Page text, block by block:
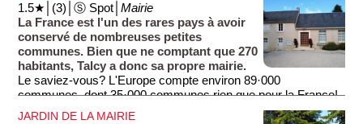
1.5★│(3)│Ⓢ Spot│Mairie
La France est l'un des rares pays à avoir
conservé de nombreuses petites
communes. Bien que ne comptant que 270
habitants, Talcy a donc sa propre mairie.
Le saviez-vous? L'Europe compte environ 89·000
communes, dont 35·000 communes rien que pour la France!
JARDIN DE LA MAIRIE